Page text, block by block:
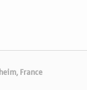
France